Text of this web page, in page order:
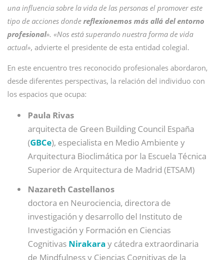
una influencia sobre la vida de las personas el promover este
tipo de acciones donde reflexionemos más allá del entorno
profesional». «Nos está superando nuestra forma de vida
actual», advierte el presidente de esta entidad colegial.
En este encuentro tres reconocido profesionales abordaron,
desde diferentes perspectivas, la relación del individuo con
los espacios que ocupa:
Paula Rivas
arquitecta de Green Building Council España
(GBCe), especialista en Medio Ambiente y
Arquitectura Bioclimática por la Escuela Técnica
Superior de Arquitectura de Madrid (ETSAM)
Nazareth Castellanos
doctora en Neurociencia, directora de
investigación y desarrollo del Instituto de
Investigación y Formación en Ciencias
Cognitivas Nirakara y cátedra extraordinaria
de Mindfulness y Ciencias Cognitivas de la